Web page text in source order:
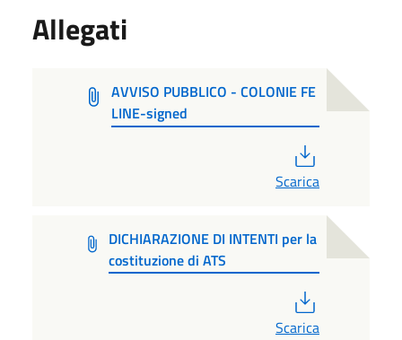
Allegati
AVVISO PUBBLICO - COLONIE FE
LINE-signed
Scarica
DICHIARAZIONE DI INTENTI per la
costituzione di ATS
Scarica